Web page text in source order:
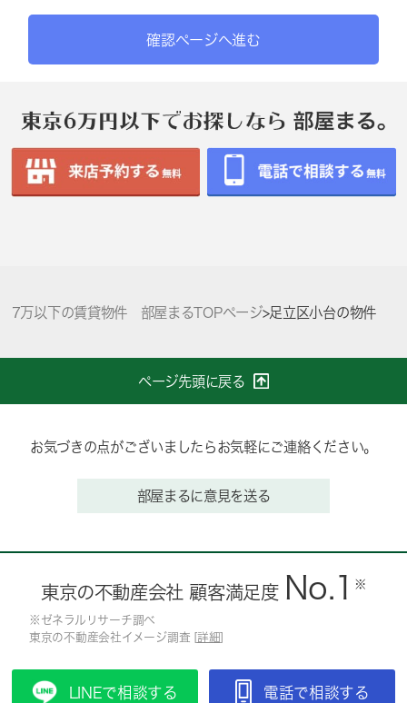
確認ページへ進む
7万以下の賃貸物件 部屋まるTOPページ>足立区小台の物件
ページ先頭に戻る
お気づきの点がございましたらお気軽にご連絡ください。
部屋まるに意見を送る
東京の不動産会社 顧客満足度 No.1 ※
※ゼネラルリサーチ調べ
東京の不動産会社イメージ調査 [ 詳細
LINEで相談する 電話で相談する